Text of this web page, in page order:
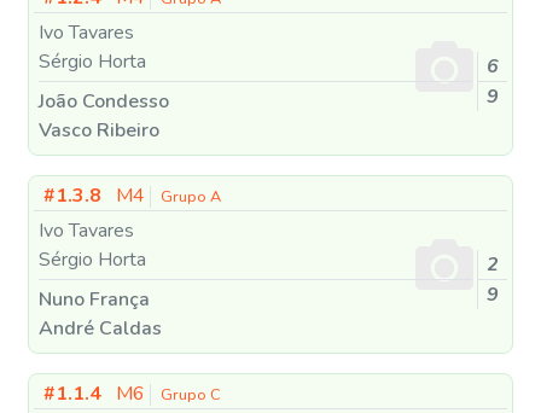
Ivo Tavares
Sérgio Horta
João Condesso
Vasco Ribeiro
6
9
#1.3.8 M4 Grupo A
Ivo Tavares
Sérgio Horta
Nuno França
André Caldas
2
9
#1.1.4 M6 Grupo C